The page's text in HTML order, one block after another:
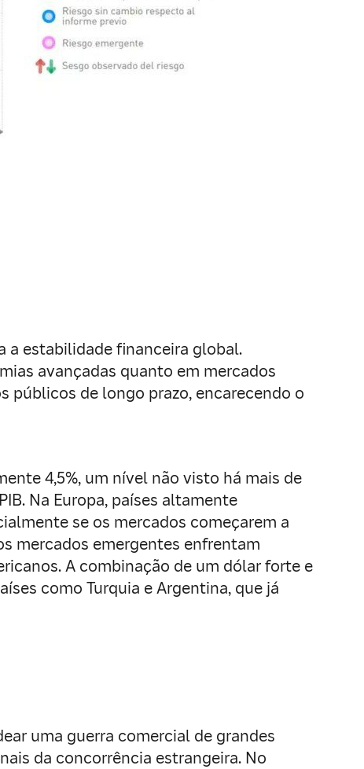
a estabilidade financeira global.
avançadas quanto em mercados
públicos de longo prazo, encarecendo o
4,5%, um nível não visto há mais de
Na Europa, países altamente
se os mercados começarem a
mercados emergentes enfrentam
A combinação de um dólar forte e
como Turquia e Argentina, que já
uma guerra comercial de grandes
da concorrência estrangeira. No